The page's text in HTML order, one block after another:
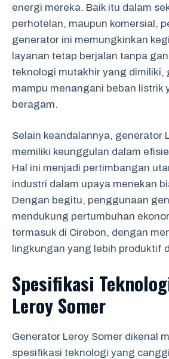
energi mereka. Baik itu dalam
perhotelan, maupun komersial,
generator ini memungkinkan
layanan tetap berjalan tanpa
teknologi mutakhir yang dimiliki,
mampu menangani beban listrik
beragam.
Selain keandalannya, generator
memiliki keunggulan dalam
Hal ini menjadi pertimbangan
industri dalam upaya menekan
Dengan begitu, penggunaan
mendukung pertumbuhan
termasuk di Cirebon, dengan
lingkungan yang lebih produktif
Spesifikasi
Leroy Somer
Generator Leroy Somer dikenal
spesifikasi teknologi yang